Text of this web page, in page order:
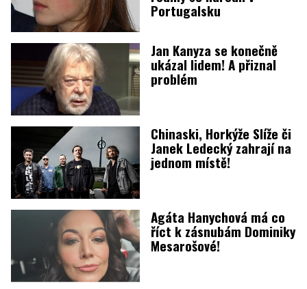
Portugalsku
Jan Kanyza se konečně
ukázal lidem! A přiznal
problém
Chinaski, Horkýže Slíže či
Janek Ledecký zahrají na
jednom místě!
Agáta Hanychová má co
říct k zásnubám Dominiky
Mesarošové!